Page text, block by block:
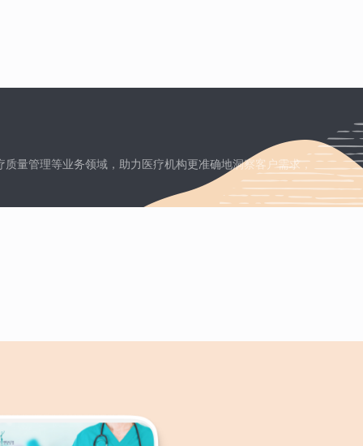
量管理等业务领域，助力医疗机构更准确地洞察客户需求，